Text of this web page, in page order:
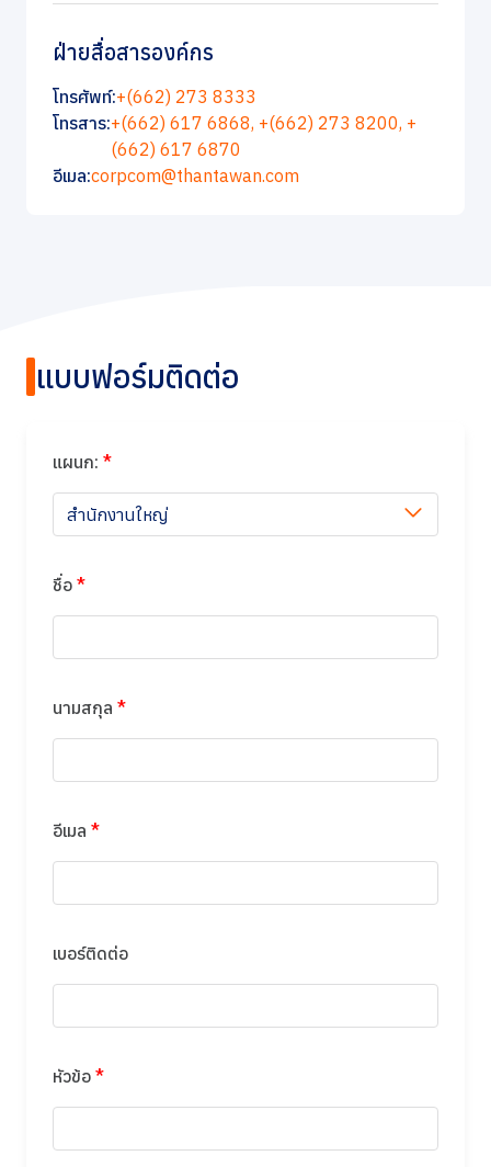
ฝ่ายสื่อสารองค์กร
โทรศัพท์:+(662) 273 8333
โทรสาร:+(662) 617 6868, +(662) 273 8200, +
(662) 617 6870
อีเมล:corpcom@thantawan.com
แบบฟอร์มติดต่อ
แผนก: *
สำนักงานใหญ่
ชื่อ *
นามสกุล *
อีเมล *
เบอร์ติดต่อ
หัวข้อ *